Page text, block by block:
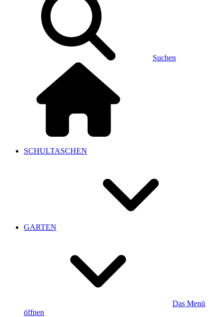
Suchen
SCHULTASCHEN
GARTEN
Das Menü
öffnen